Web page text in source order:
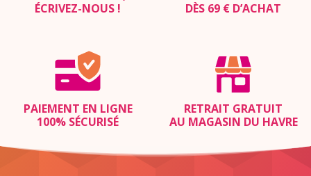
ÉCRIVEZ-NOUS !
DÈS 69 € D’ACHAT
PAIEMENT EN LIGNE
100% SÉCURISÉ
RETRAIT GRATUIT
AU MAGASIN DU HAVRE